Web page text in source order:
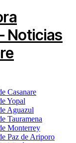
Casanare
Yopal
Aguazul
Tauramena
Monterrey
Paz de Ariporo